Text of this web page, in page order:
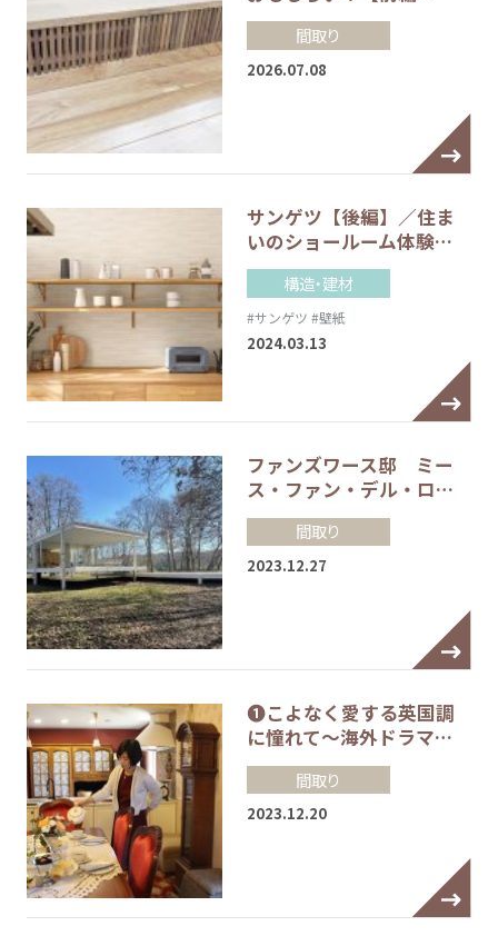
間取り
2026.07.08
サンゲツ【後編】／住ま
いのショールーム体験…
構造・建材
#サンゲツ #壁紙
2024.03.13
ファンズワース邸 ミー
ス・ファン・デル・ロ…
間取り
2023.12.27
❶こよなく愛する英国調
に憧れて～海外ドラマ…
間取り
2023.12.20